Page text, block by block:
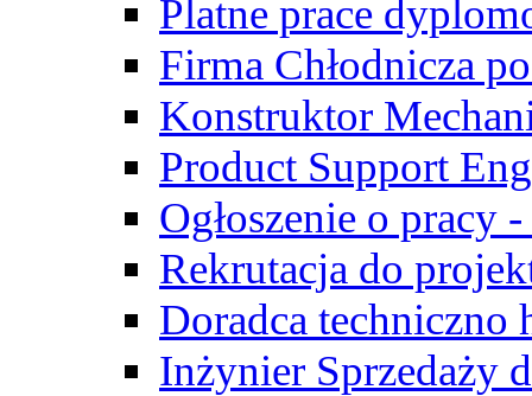
Platne prace
Firma Chłodnicza
Konstruktor
Product Support
Ogłoszenie o pracy
Rekrutacja do
Doradca techniczno
Inżynier Sprzedaży